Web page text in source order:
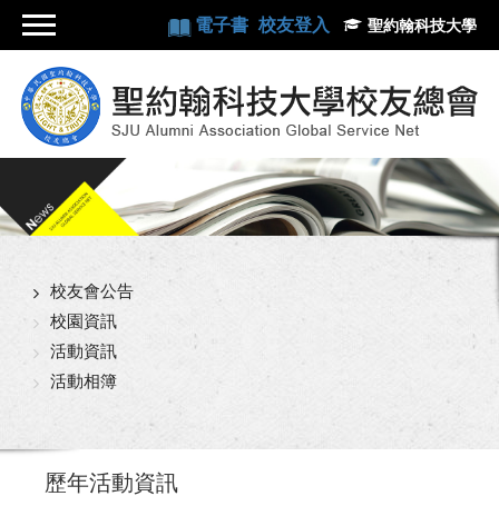
電子書 校友登入 聖約翰科技大學
校友會公告
校園資訊
活動資訊
活動相簿
歷年活動資訊